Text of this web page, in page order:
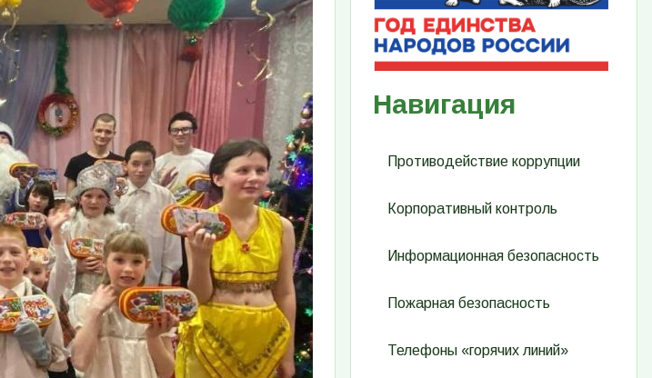
Навигация
Противодействие коррупции
Корпоративный контроль
Информационная безопасность
Пожарная безопасность
Телефоны «горячих линий»